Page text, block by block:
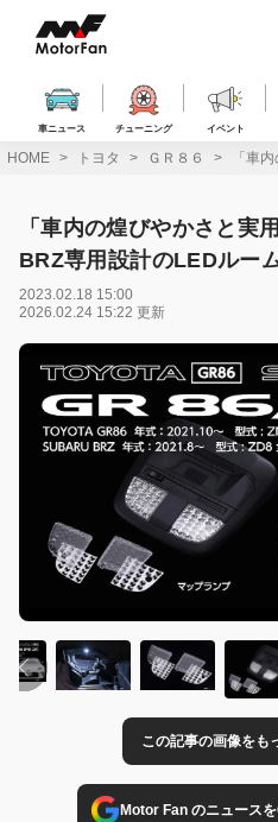
ス
車ニュース チューニング イベント
HOME トヨタ ＧＲ８６ 「車
「車内の煌びやかさと実
BRZ専用設計のLEDルー
2023.02.18 15:00
2026.02.24 15:22 更新
この記事の画像をも
Motor Fan のニュース